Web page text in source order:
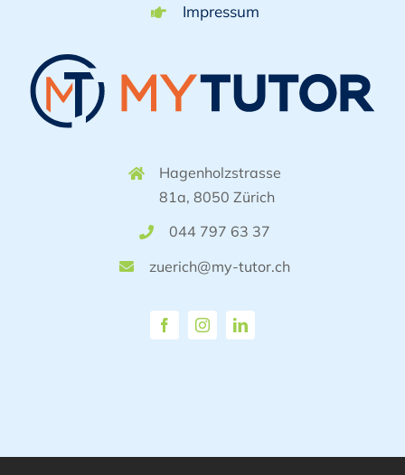
Impressum
Hagenholzstrasse
81a, 8050 Zürich
044 797 63 37
zuerich@my-tutor.ch